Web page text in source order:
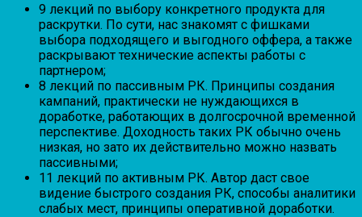
9 лекций по выбору конкретного продукта для
раскрутки. По сути, нас знакомят с фишками
выбора подходящего и выгодного оффера, а также
раскрывают технические аспекты работы с
партнером;
8 лекций по пассивным РК. Принципы создания
кампаний, практически не нуждающихся в
доработке, работающих в долгосрочной временной
перспективе. Доходность таких РК обычно очень
низкая, но зато их действительно можно назвать
пассивными;
11 лекций по активным РК. Автор даст свое
видение быстрого создания РК, способы аналитики
слабых мест, принципы оперативной доработки.